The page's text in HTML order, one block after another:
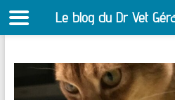
Le blog du Dr Vet